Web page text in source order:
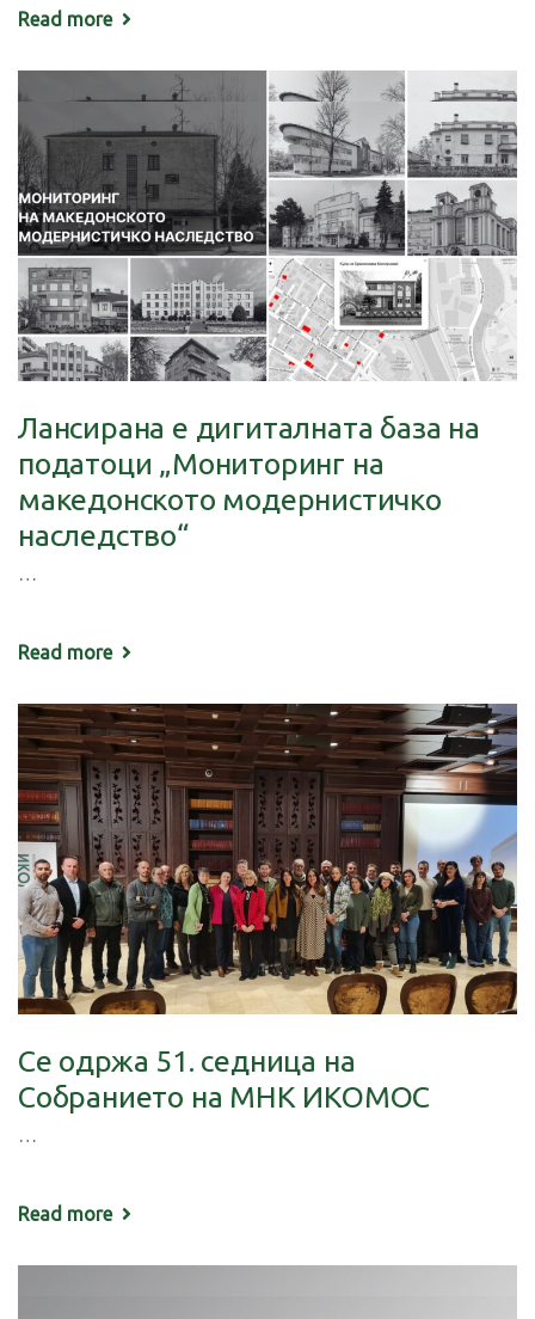
Read more
Лансирана е дигиталната база на
податоци „Мониторинг на
македонското модернистичко
наследство“
…
Read more
Се одржа 51. седница на
Собранието на МНК ИКОМОС
…
Read more